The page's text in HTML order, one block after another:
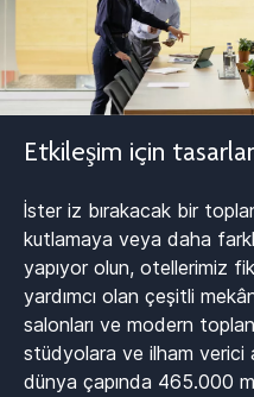
Etkileşim için
İster iz bırakacak bir
kutlamaya veya daha
yapıyor olun, otellerimiz
yardımcı olan çeşitli
salonları ve modern
stüdyolara ve ilham verici
dünya çapında 465.000